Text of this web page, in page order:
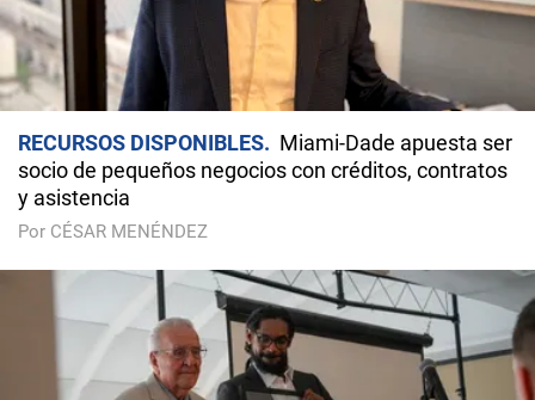
RECURSOS DISPONIBLES
Miami-Dade apuesta ser
socio de pequeños negocios con créditos, contratos
y asistencia
Por CÉSAR MENÉNDEZ